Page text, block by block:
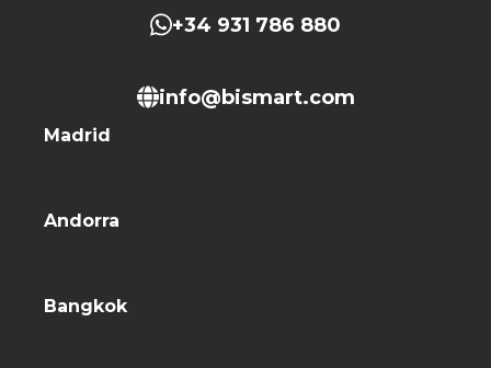
+34 931 786 880
info@bismart.com
Madrid
Andorra
Bangkok